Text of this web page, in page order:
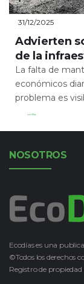
31/12/2025
Advierten
de la
La falta de
económicos
problema es
Leer Más
NOSOTROS
Ecodías es una
©Todos los derechos
Registro de